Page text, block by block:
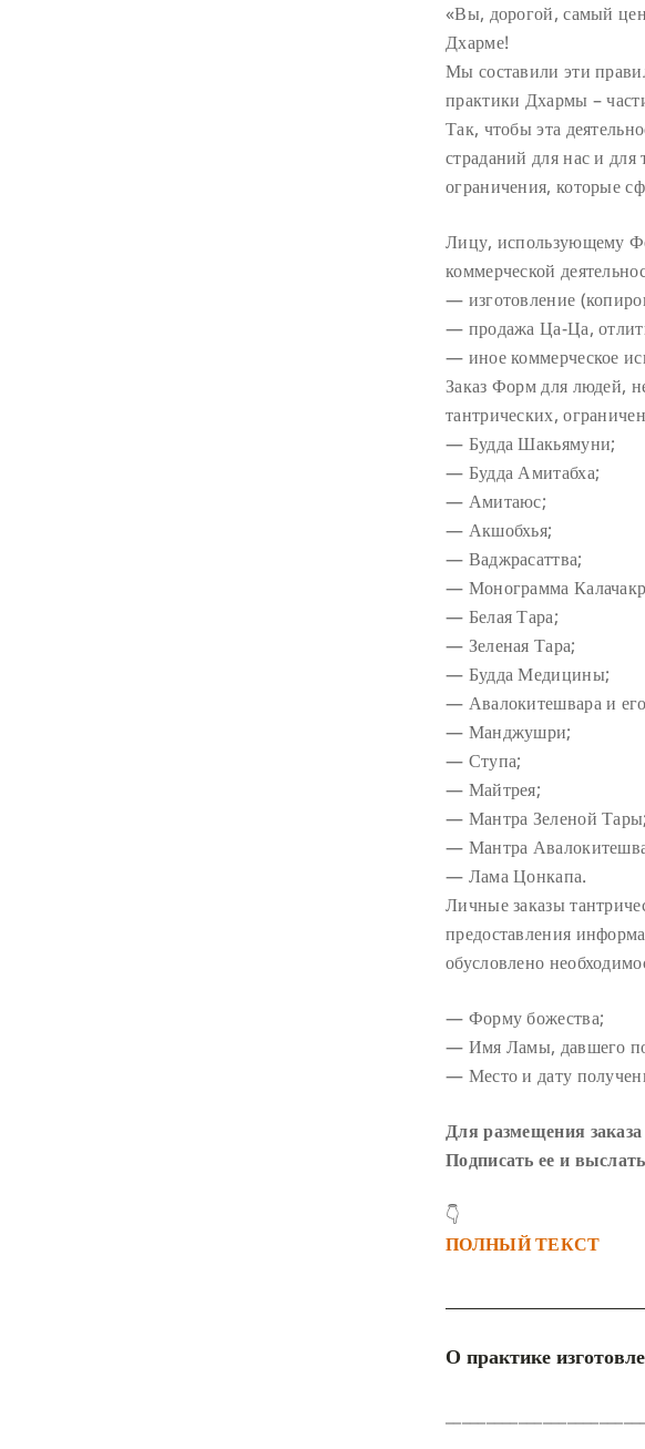
«Вы, дорогой, самый
Дхарме!
Мы составили эти
практики Дхармы –
Так, чтобы эта
страданий для нас и
ограничения, которые
Лицу, использующему
коммерческой
— изготовление
— продажа Ца-Ца,
— иное коммерческое
Заказ Форм для людей,
тантрических,
— Будда Шакьямуни;
— Будда Амитабха;
— Амитаюс;
— Акшобхья;
— Ваджрасаттва;
— Монограмма
— Белая Тара;
— Зеленая Тара;
— Будда Медицины;
— Авалокитешвара и
— Манджушри;
— Ступа;
— Майтрея;
— Мантра Зеленой Тары;
— Мантра
— Лама Цонкапа.
Личные заказы
предоставления
обусловлено
— Форму божества;
— Имя Ламы, давшего
— Место и дату
Для размещения
Подписать ее и
👇
ПОЛНЫЙ ТЕКСТ
О практике